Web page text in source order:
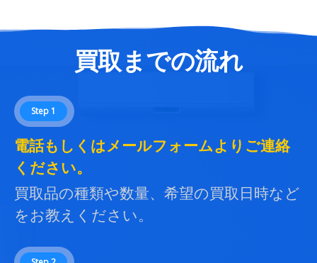
買取までの流れ
Step 1
電話もしくはメールフォームよりご連絡
ください。
買取品の種類や数量、希望の買取日時など
をお教えください。